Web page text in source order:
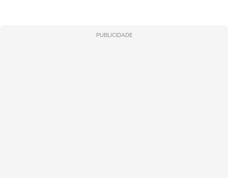
PUBLICIDADE